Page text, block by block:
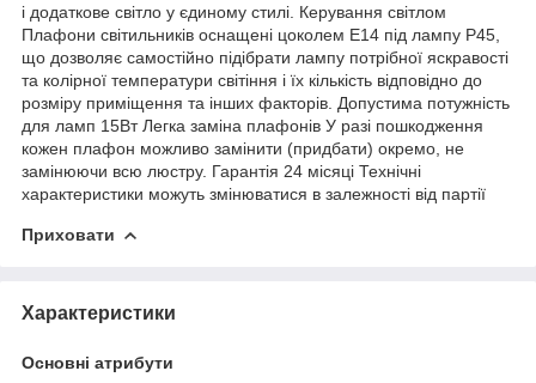
і додаткове світло у єдиному стилі. Керування світлом
Плафони світильників оснащені цоколем Е14 під лампу Р45,
що дозволяє самостійно підібрати лампу потрібної яскравості
та колірної температури світіння і їх кількість відповідно до
розміру приміщення та інших факторів. Допустима потужність
для ламп 15Вт Легка заміна плафонів У разі пошкодження
кожен плафон можливо замінити (придбати) окремо, не
замінюючи всю люстру. Гарантія 24 місяці Технічні
характеристики можуть змінюватися в залежності від партії
Приховати
Характеристики
Основні атрибути